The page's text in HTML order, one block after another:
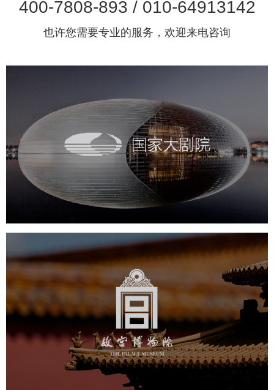
400-7808-893 / 010-64913142
也许您需要专业的服务，欢迎来电咨询
国家大剧院
文化艺术 剧院 智慧展馆 展馆网站建设
故宫博物院
文化艺术 博物馆 智慧博物馆
博物馆网站建设
景区网站建设
文创商城 万能专题 网站代运营